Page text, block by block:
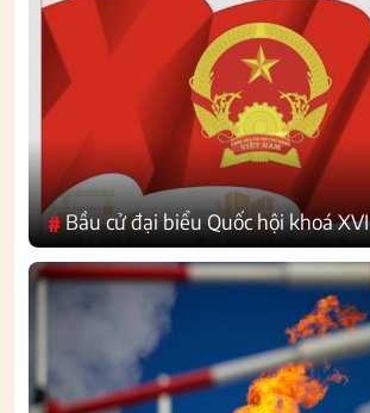
#Bầu cử đại biểu Quốc hội khoá XVI